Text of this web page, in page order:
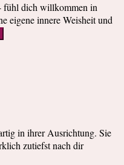
fühl dich willkommen in
eigene innere Weisheit und
in ihrer Ausrichtung. Sie
zutiefst nach dir